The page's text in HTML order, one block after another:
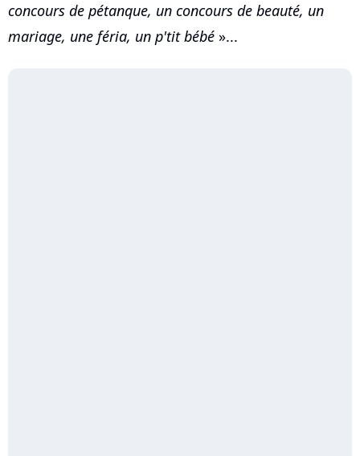
concours de pétanque, un concours de beauté, un
mariage, une féria, un p'tit bébé »...